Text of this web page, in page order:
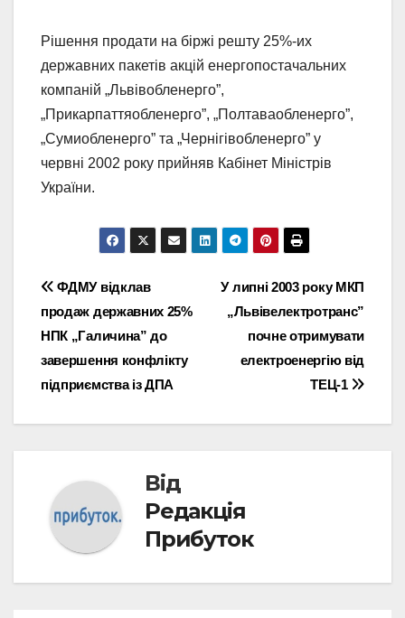
Рішення продати на біржі решту 25%-их
державних пакетів акцій енергопостачальних
компаній „Львівобленерго”,
„Прикарпаттяобленерго”, „Полтаваобленерго”,
„Сумиобленерго” та „Чернігівобленерго” у
червні 2002 року прийняв Кабінет Міністрів
України.
Навігація
записів
У липні 2003 року МКП
„Львівелектротранс”
почне отримувати
електроенергію від
ТЕЦ-1
ФДМУ відклав
продаж державних 25%
НПК „Галичина” до
завершення конфлікту
підприємства із ДПА
Від
Редакція
Прибуток